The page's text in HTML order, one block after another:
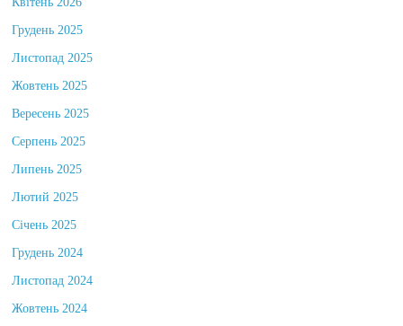
Квітень 2026
Грудень 2025
Листопад 2025
Жовтень 2025
Вересень 2025
Серпень 2025
Липень 2025
Лютий 2025
Січень 2025
Грудень 2024
Листопад 2024
Жовтень 2024